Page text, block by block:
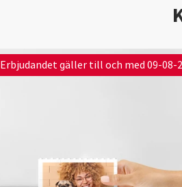
Erbjudandet gäller till och med 09-08-